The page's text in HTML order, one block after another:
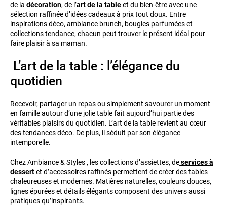
de la décoration, de l’art de la tableet du bien-être avec une
sélection raffinée d’idées cadeaux à prix tout doux. Entre
inspirations déco, ambiance brunch, bougies parfumées et
collections tendance, chacun peut trouver le présent idéal pour
faire plaisir à sa maman.
L’art de la table : l’élégance du
quotidien
Recevoir, partager un repas ou simplement savourer un moment
en famille autour d’une jolie table fait aujourd’hui partie des
véritables plaisirs du quotidien. L’art de la table revient au cœur
des tendances déco. De plus, il séduit par son élégance
intemporelle.
Chez Ambiance & Styles , les collections d’assiettes, deservices à
dessertet d’accessoires raffinés permettent de créer des tables
chaleureuses et modernes. Matières naturelles, couleurs douces,
lignes épurées et détails élégants composent des univers aussi
pratiques qu’inspirants.